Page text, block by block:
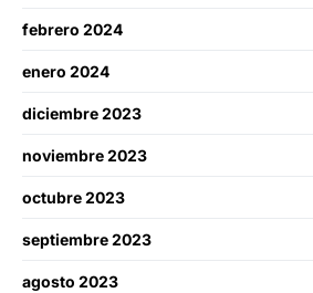
febrero 2024
enero 2024
diciembre 2023
noviembre 2023
octubre 2023
septiembre 2023
agosto 2023